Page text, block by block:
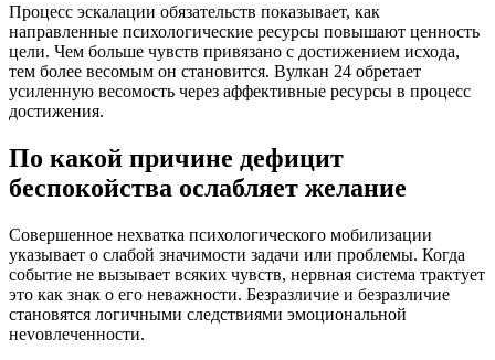
Процесс эскалации обязательств показывает, как
направленные психологические ресурсы повышают ценность
цели. Чем больше чувств привязано с достижением исхода,
тем более весомым он становится. Вулкан 24 обретает
усиленную весомость через аффективные ресурсы в процесс
достижения.
По какой причине дефицит
беспокойства ослабляет желание
Совершенное нехватка психологического мобилизации
указывает о слабой значимости задачи или проблемы. Когда
событие не вызывает всяких чувств, нервная система трактует
это как знак о его неважности. Безразличие и безразличие
становятся логичными следствиями эмоциональной
неvовлеченности.